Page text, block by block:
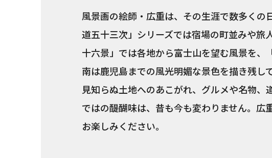
風景画の絵師・広重は、その生涯で数多く
道五十三次」シリーズでは宿場の町並みや旅
十六景」では各地から富士山を望む風景を、
南は鹿児島までの風光明媚な景色を描き残して
見知らぬ土地へのあこがれ、グルメや名物
ではの醍醐味は、昔も今も変わりません。広
お楽しみください。